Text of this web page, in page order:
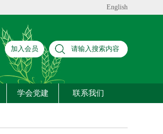
English
加入会员
学会党建 联系我们